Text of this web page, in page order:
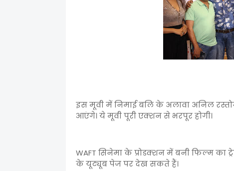
इस मूवी में निमाई बलि के अलावा अनिल
आएंगे। ये मूवी पूरी एक्शन से भरपूर होगी।
WAFT सिनेमा के प्रोडक्शन में बनी फिल्म का
के यूट्यूब पेज पर देख सकते हैं।